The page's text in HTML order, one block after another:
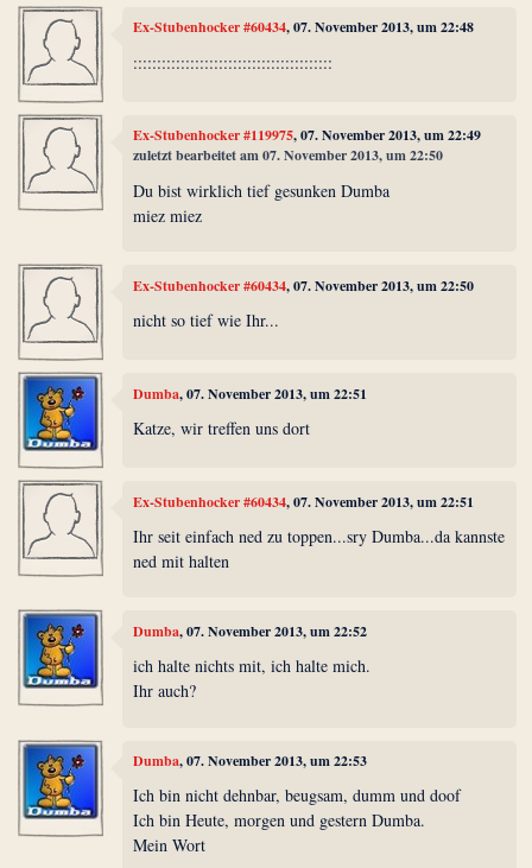
Ex-Stubenhocker #60434, 07. November 2013, um 22:48
::::::::::::::::::::::::::::::::::::::::::
Ex-Stubenhocker #119975, 07. November 2013, um 22:49
zuletzt bearbeitet am 07. November 2013, um 22:50
Du bist wirklich tief gesunken Dumba
miez miez
Ex-Stubenhocker #60434, 07. November 2013, um 22:50
nicht so tief wie Ihr...
Dumba, 07. November 2013, um 22:51
Katze, wir treffen uns dort
Ex-Stubenhocker #60434, 07. November 2013, um 22:51
Ihr seit einfach ned zu toppen...sry Dumba...da kannste
ned mit halten
Dumba, 07. November 2013, um 22:52
ich halte nichts mit, ich halte mich.
Ihr auch?
Dumba, 07. November 2013, um 22:53
Ich bin nicht dehnbar, beugsam, dumm und doof
Ich bin Heute, morgen und gestern Dumba.
Mein Wort